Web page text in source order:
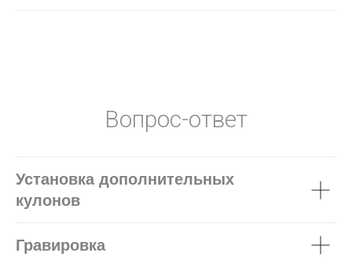
Вопрос-ответ
Установка дополнительных
кулонов
Гравировка